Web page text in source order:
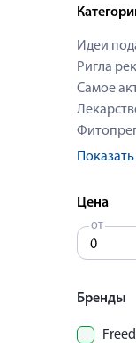
Идеи
Ригла
Самое
Цена
от
Бренды